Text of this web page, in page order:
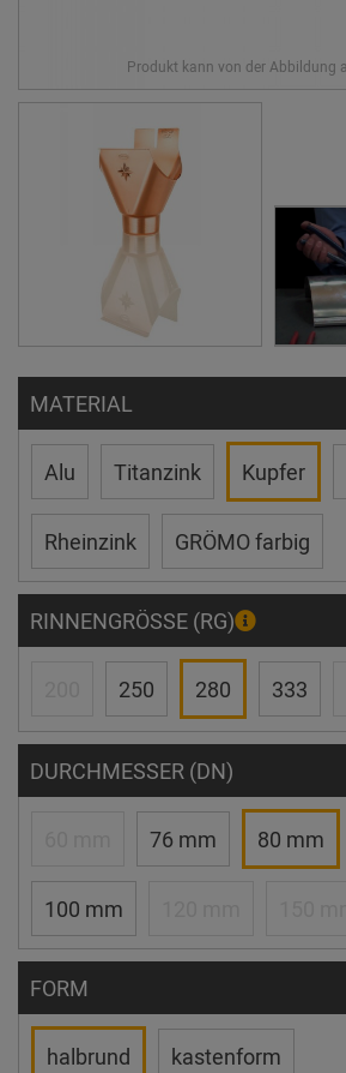
MATERIAL
Alu Titanzink Kupfer
Rheinzink GRÖMO farbig
RINNENGRÖSSE (RG)
250 280 333
DURCHMESSER (DN)
76 mm 80 mm
100 mm
FORM
halbrund kastenform